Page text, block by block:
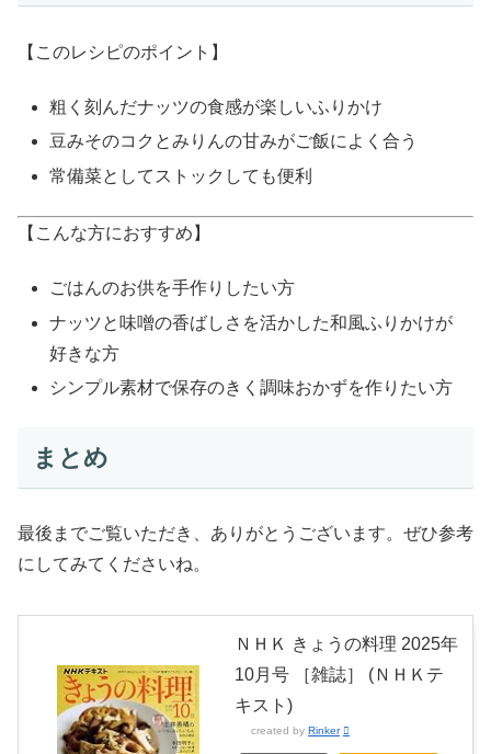
【このレシピのポイント】
粗く刻んだナッツの食感が楽しいふりかけ
豆みそのコクとみりんの甘みがご飯によく合う
常備菜としてストックしても便利
【こんな方におすすめ】
ごはんのお供を手作りしたい方
ナッツと味噌の香ばしさを活かした和風ふりかけが
好きな方
シンプル素材で保存のきく調味おかずを作りたい方
まとめ
最後までご覧いただき、ありがとうございます。ぜひ参考
にしてみてくださいね。
ＮＨＫ きょうの料理 2025年
10月号 ［雑誌］ (ＮＨＫテ
キスト)
created by Rinker